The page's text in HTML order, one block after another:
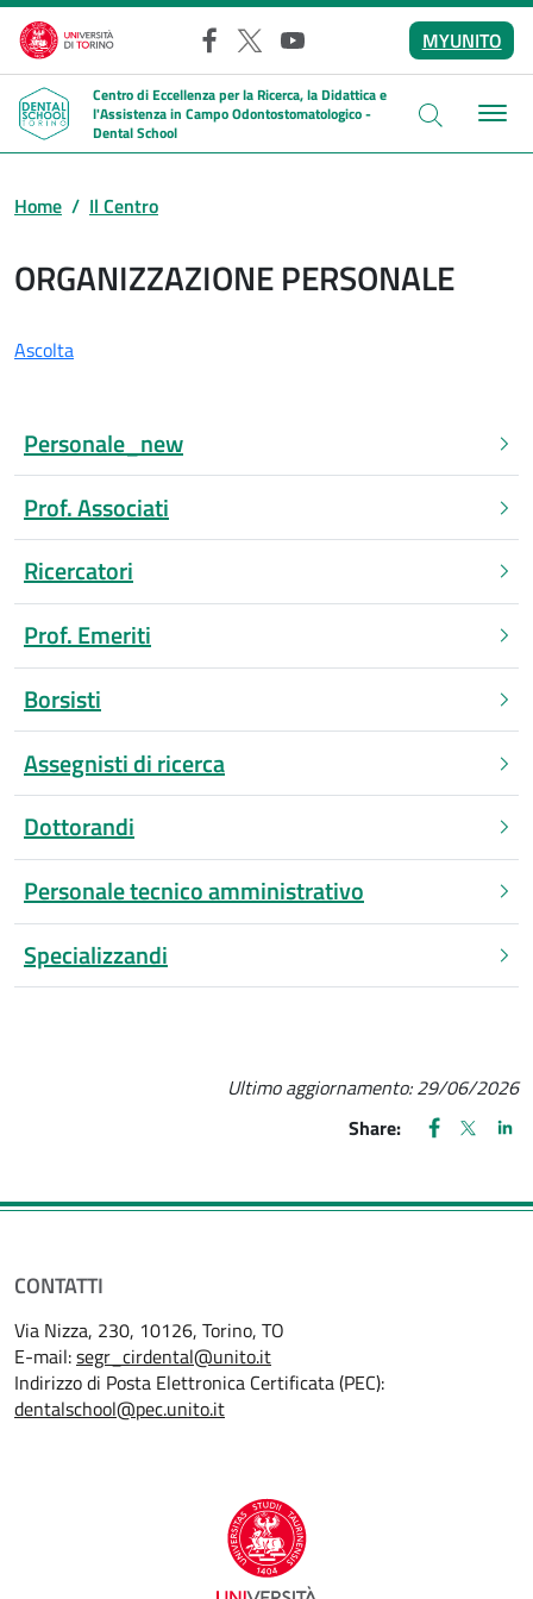
Salta al contenuto principale
Facebook
X YouTube
MYUNITO
Centro di Eccellenza per la Ricerca, la Didattica e
l'Assistenza in Campo Odontostomatologico -
Dental School
Home Il Centro
ORGANIZZAZIONE PERSONALE
Ascolta
Personale_new
Prof. Associati
Ricercatori
Prof. Emeriti
Borsisti
Assegnisti di ricerca
Dottorandi
Personale tecnico amministrativo
Specializzandi
Ultimo aggiornamento:29/06/2026
Share:
FACEBOOK
(apre una
X
(apre
CONTATTI
Via Nizza, 230, 10126, Torino, TO
E-mail:segr_cirdental@unito.it
Indirizzo di Posta Elettronica Certificata (PEC):
dentalschool@pec.unito.it